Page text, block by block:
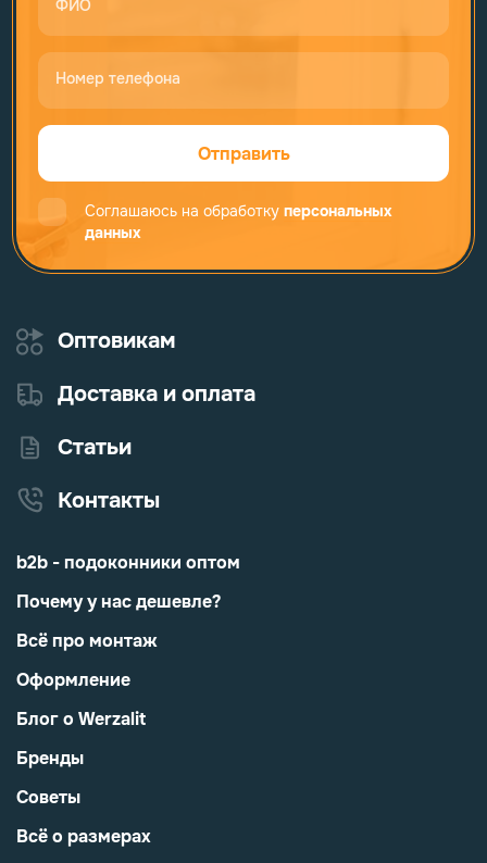
ФИО
Номер телефона
Отправить
Соглашаюсь на обработку персональных
данных
Оптовикам
Доставка и оплата
Статьи
Контакты
b2b - подоконники оптом
Почему у нас дешевле?
Всё про монтаж
Оформление
Блог о Werzalit
Бренды
Советы
Всё о размерах